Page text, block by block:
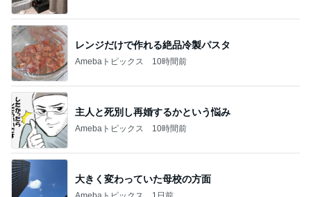
レンジだけで作れる絶品冷製パスタ
Amebaトピックス 10時間前
主人と死別し再婚するかという悩み
Amebaトピックス 10時間前
大きく変わっていた母校の方面